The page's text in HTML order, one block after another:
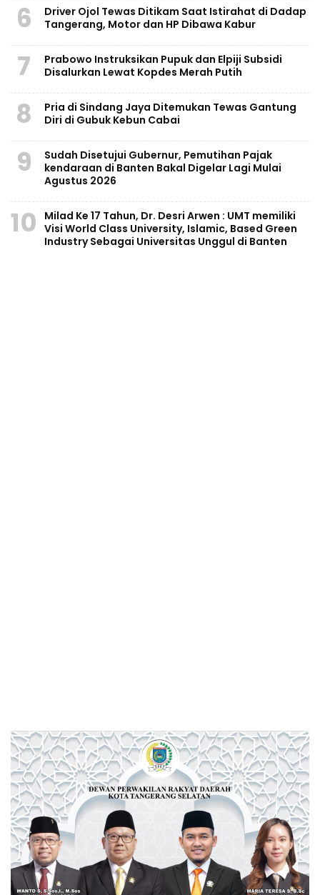
6
Driver Ojol Tewas Ditikam Saat Istirahat di Dadap
Tangerang, Motor dan HP Dibawa Kabur
7
Prabowo Instruksikan Pupuk dan Elpiji Subsidi
Disalurkan Lewat Kopdes Merah Putih
8
Pria di Sindang Jaya Ditemukan Tewas Gantung
Diri di Gubuk Kebun Cabai
9
Sudah Disetujui Gubernur, Pemutihan Pajak
kendaraan di Banten Bakal Digelar Lagi Mulai
Agustus 2026
10
Milad Ke 17 Tahun, Dr. Desri Arwen : UMT memiliki
Visi World Class University, Islamic, Based Green
Industry Sebagai Universitas Unggul di Banten